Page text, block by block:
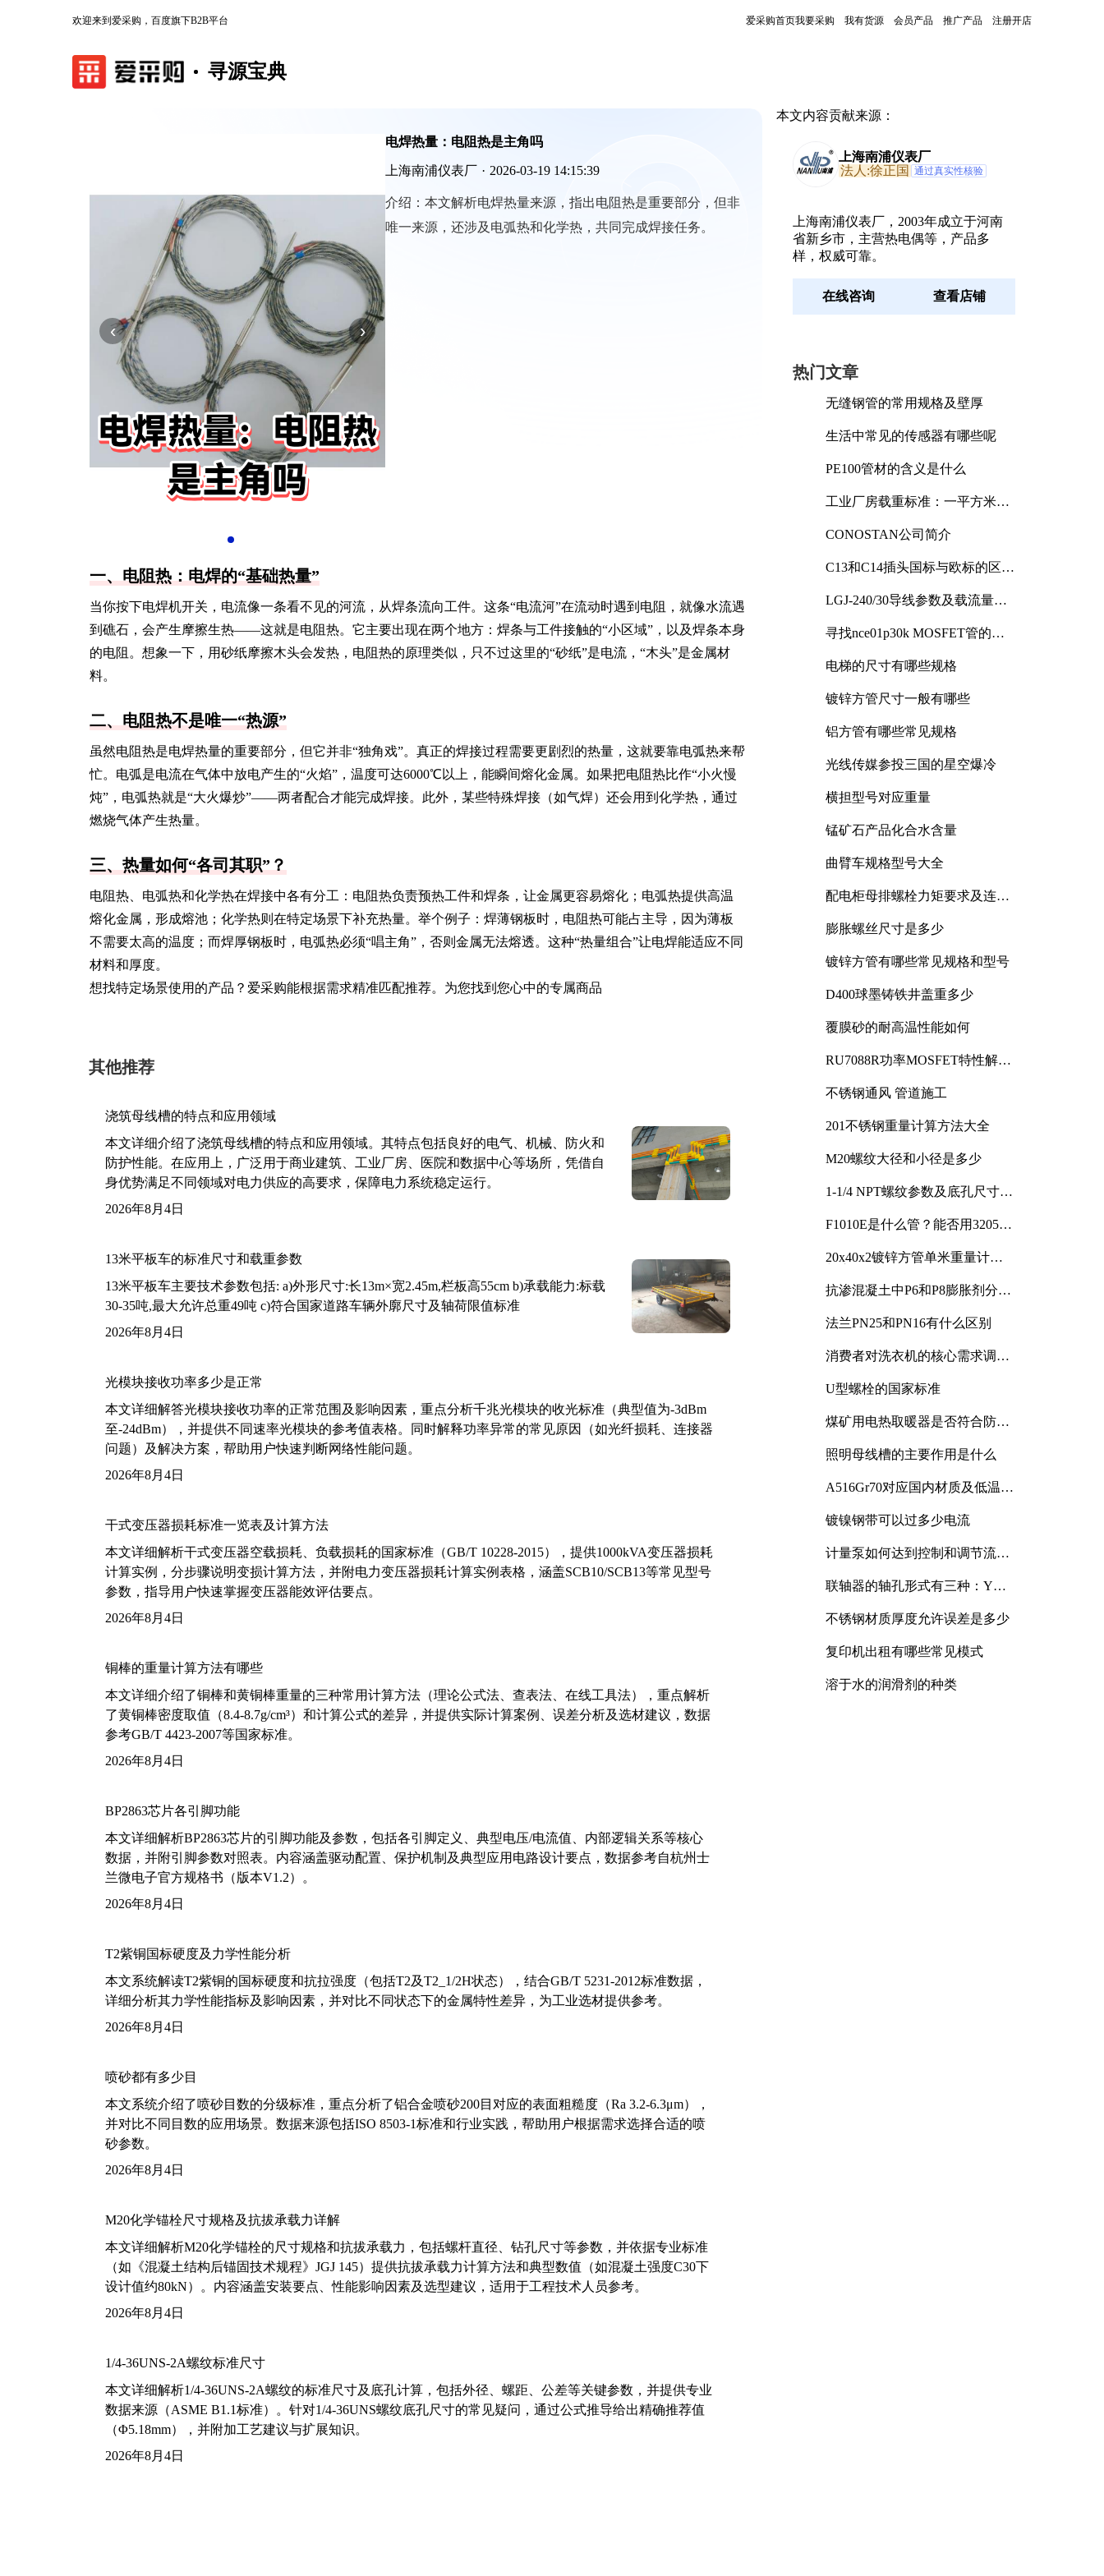
欢迎来到爱采购，百度旗下B2B平台 爱采购首页我要采购 我有货源 会员产品 推广产品 注册开店
寻源宝典
‹ ›
电焊热量：电阻热是主角吗
上海南浦仪表厂 · 2026-03-19 14:15:39
介绍： 本文解析电焊热量来源，指出电阻热是重要部分，但非
唯一来源，还涉及电弧热和化学热，共同完成焊接任务。
一、电阻热：电焊的“基础热量”
当你按下电焊机开关，电流像一条看不见的河流，从焊条流向工件。这条“电流河”在流动时遇到电阻，就像水流遇
到礁石，会产生摩擦生热——这就是电阻热。它主要出现在两个地方：焊条与工件接触的“小区域”，以及焊条本身
的电阻。想象一下，用砂纸摩擦木头会发热，电阻热的原理类似，只不过这里的“砂纸”是电流，“木头”是金属材
料。
二、电阻热不是唯一“热源”
虽然电阻热是电焊热量的重要部分，但它并非“独角戏”。真正的焊接过程需要更剧烈的热量，这就要靠电弧热来帮
忙。电弧是电流在气体中放电产生的“火焰”，温度可达6000℃以上，能瞬间熔化金属。如果把电阻热比作“小火慢
炖”，电弧热就是“大火爆炒”——两者配合才能完成焊接。此外，某些特殊焊接（如气焊）还会用到化学热，通过
燃烧气体产生热量。
三、热量如何“各司其职”？
电阻热、电弧热和化学热在焊接中各有分工：电阻热负责预热工件和焊条，让金属更容易熔化；电弧热提供高温
熔化金属，形成熔池；化学热则在特定场景下补充热量。举个例子：焊薄钢板时，电阻热可能占主导，因为薄板
不需要太高的温度；而焊厚钢板时，电弧热必须“唱主角”，否则金属无法熔透。这种“热量组合”让电焊能适应不同
材料和厚度。
想找特定场景使用的产品？爱采购能根据需求精准匹配推荐。为您找到您心中的专属商品
其他推荐
浇筑母线槽的特点和应用领域
本文详细介绍了浇筑母线槽的特点和应用领域。其特点包括良好的电气、机械、防火和
防护性能。在应用上，广泛用于商业建筑、工业厂房、医院和数据中心等场所，凭借自
身优势满足不同领域对电力供应的高要求，保障电力系统稳定运行。
2026年8月4日
13米平板车的标准尺寸和载重参数
13米平板车主要技术参数包括: a)外形尺寸:长13m×宽2.45m,栏板高55cm b)承载能力:标载
30-35吨,最大允许总重49吨 c)符合国家道路车辆外廓尺寸及轴荷限值标准
2026年8月4日
光模块接收功率多少是正常
本文详细解答光模块接收功率的正常范围及影响因素，重点分析千兆光模块的收光标准（典型值为-3dBm
至-24dBm），并提供不同速率光模块的参考值表格。同时解释功率异常的常见原因（如光纤损耗、连接器
问题）及解决方案，帮助用户快速判断网络性能问题。
2026年8月4日
干式变压器损耗标准一览表及计算方法
本文详细解析干式变压器空载损耗、负载损耗的国家标准（GB/T 10228-2015），提供1000kVA变压器损耗
计算实例，分步骤说明变损计算方法，并附电力变压器损耗计算实例表格，涵盖SCB10/SCB13等常见型号
参数，指导用户快速掌握变压器能效评估要点。
2026年8月4日
铜棒的重量计算方法有哪些
本文详细介绍了铜棒和黄铜棒重量的三种常用计算方法（理论公式法、查表法、在线工具法），重点解析
了黄铜棒密度取值（8.4-8.7g/cm³）和计算公式的差异，并提供实际计算案例、误差分析及选材建议，数据
参考GB/T 4423-2007等国家标准。
2026年8月4日
BP2863芯片各引脚功能
本文详细解析BP2863芯片的引脚功能及参数，包括各引脚定义、典型电压/电流值、内部逻辑关系等核心
数据，并附引脚参数对照表。内容涵盖驱动配置、保护机制及典型应用电路设计要点，数据参考自杭州士
兰微电子官方规格书（版本V1.2）。
2026年8月4日
T2紫铜国标硬度及力学性能分析
本文系统解读T2紫铜的国标硬度和抗拉强度（包括T2及T2_1/2H状态），结合GB/T 5231-2012标准数据，
详细分析其力学性能指标及影响因素，并对比不同状态下的金属特性差异，为工业选材提供参考。
2026年8月4日
喷砂都有多少目
本文系统介绍了喷砂目数的分级标准，重点分析了铝合金喷砂200目对应的表面粗糙度（Ra 3.2-6.3μm），
并对比不同目数的应用场景。数据来源包括ISO 8503-1标准和行业实践，帮助用户根据需求选择合适的喷
砂参数。
2026年8月4日
M20化学锚栓尺寸规格及抗拔承载力详解
本文详细解析M20化学锚栓的尺寸规格和抗拔承载力，包括螺杆直径、钻孔尺寸等参数，并依据专业标准
（如《混凝土结构后锚固技术规程》JGJ 145）提供抗拔承载力计算方法和典型数值（如混凝土强度C30下
设计值约80kN）。内容涵盖安装要点、性能影响因素及选型建议，适用于工程技术人员参考。
2026年8月4日
1/4-36UNS-2A螺纹标准尺寸
本文详细解析1/4-36UNS-2A螺纹的标准尺寸及底孔计算，包括外径、螺距、公差等关键参数，并提供专业
数据来源（ASME B1.1标准）。针对1/4-36UNS螺纹底孔尺寸的常见疑问，通过公式推导给出精确推荐值
（Φ5.18mm），并附加工艺建议与扩展知识。
2026年8月4日
本文内容贡献来源：
上海南浦仪表厂
法人:徐正国
通过真实性核验
上海南浦仪表厂，2003年成立于河南
省新乡市，主营热电偶等，产品多
样，权威可靠。
在线咨询 查看店铺
热门文章
无缝钢管的常用规格及壁厚
生活中常见的传感器有哪些呢
PE100管材的含义是什么
工业厂房载重标准：一平方米能
CONOSTAN公司简介
C13和C14插头国标与欧标的区别
LGJ-240/30导线参数及载流量解
寻找nce01p30k MOSFET管的合
电梯的尺寸有哪些规格
镀锌方管尺寸一般有哪些
铝方管有哪些常见规格
光线传媒参投三国的星空爆冷
横担型号对应重量
锰矿石产品化合水含量
曲臂车规格型号大全
配电柜母排螺栓力矩要求及连接
膨胀螺丝尺寸是多少
镀锌方管有哪些常见规格和型号
D400球墨铸铁井盖重多少
覆膜砂的耐高温性能如何
RU7088R功率MOSFET特性解析
不锈钢通风 管道施工
201不锈钢重量计算方法大全
M20螺纹大径和小径是多少
1-1/4 NPT螺纹参数及底孔尺寸详
F1010E是什么管？能否用3205或
20x40x2镀锌方管单米重量计算
抗渗混凝土中P6和P8膨胀剂分别
法兰PN25和PN16有什么区别
消费者对洗衣机的核心需求调研
U型螺栓的国家标准
煤矿用电热取暖器是否符合防爆
照明母线槽的主要作用是什么
A516Gr70对应国内材质及低温冲
镀镍钢带可以过多少电流
计量泵如何达到控制和调节流量
联轴器的轴孔形式有三种：Y
不锈钢材质厚度允许误差是多少
复印机出租有哪些常见模式
溶于水的润滑剂的种类